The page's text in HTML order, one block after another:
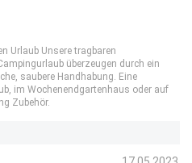
Urlaub Unsere tragbaren
überzeugen durch ein
saubere Handhabung. Eine
im Wochenendgartenhaus oder auf
Zubehör.